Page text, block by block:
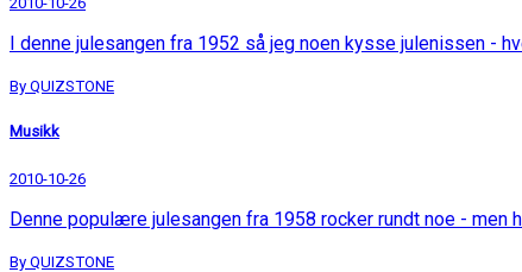
I denne julesangen fra 1952 så jeg noen kysse julenissen -
By QUIZSTONE
Musikk
2010-10-26
Denne populære julesangen fra 1958 rocker rundt noe - men
By QUIZSTONE